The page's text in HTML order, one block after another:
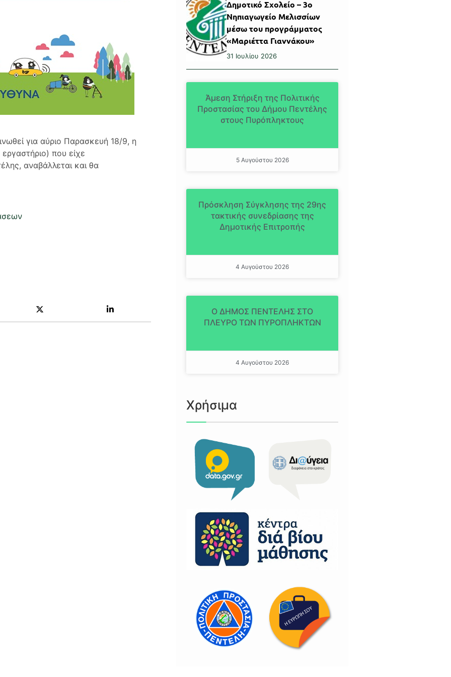
για αύριο Παρασκευή 18/9, η
που είχε
αναβάλλεται και θα
Δημοτικό Σχολείο – 3ο
Νηπιαγωγείο Μελισσίων
μέσω του προγράμματος
«Μαριέττα Γιαννάκου»
31 Ιουλίου 2026
Άμεση Στήριξη της Πολιτικής
Προστασίας του Δήμου Πεντέλης
στους Πυρόπληκτους
5 Αυγούστου 2026
Πρόσκληση Σύγκλησης της 29ης
τακτικής συνεδρίασης της
Δημοτικής Επιτροπής
4 Αυγούστου 2026
Ο ΔΗΜΟΣ ΠΕΝΤΕΛΗΣ ΣΤΟ
ΠΛΕΥΡΟ ΤΩΝ ΠΥΡΟΠΛΗΚΤΩΝ
4 Αυγούστου 2026
Χρήσιμα